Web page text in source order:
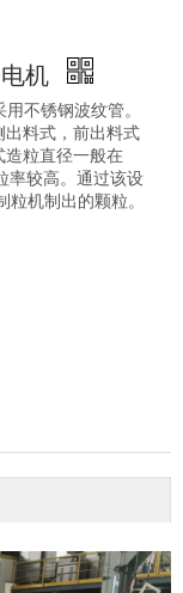
机
不锈钢波纹管。
料式，前出料式
粒直径一般在
率较高。通过该设
机制出的颗粒。